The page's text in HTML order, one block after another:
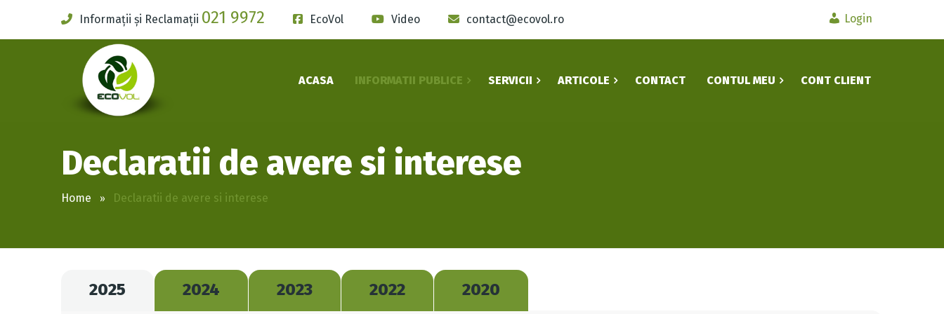
Informații și Reclamații 021 9972 EcoVol Video contact@ecovol.ro Login
ACASA INFORMATII PUBLICE SERVICII ARTICOLE CONTACT CONTUL MEU CONT CLIENT
Declaratii de avere si interese
Home Declaratii de avere si interese
2025 2024 2023 2022 2020